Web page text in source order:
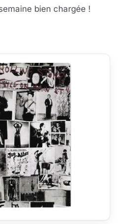
se charge au clic
bien chargée !